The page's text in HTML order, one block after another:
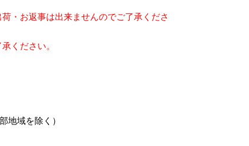
・お返事は出来ませんのでご了承くださ
ください。
域を除く）